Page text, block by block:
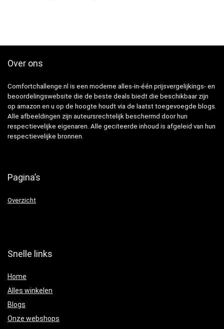
Over ons
Comfortchallenge.nl is een moderne alles-in-één prijsvergelijkings- en
beoordelingswebsite die de beste deals biedt die beschikbaar zijn
op amazon en u op de hoogte houdt via de laatst toegevoegde blogs.
Alle afbeeldingen zijn auteursrechtelijk beschermd door hun
respectievelijke eigenaren. Alle geciteerde inhoud is afgeleid van hun
respectievelijke bronnen.
Pagina’s
Overzicht
Snelle links
Home
Alles winkelen
Blogs
Onze webshops